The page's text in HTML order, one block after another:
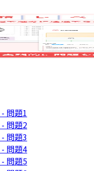
問題1
問題2
問題3
問題4
問題5